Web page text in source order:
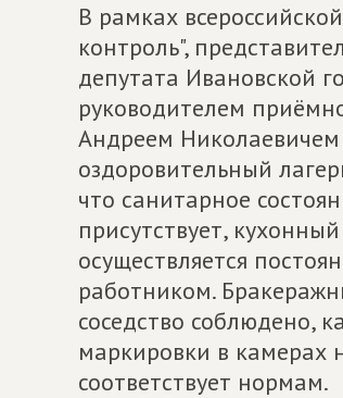
В рамках
контроль",
депутата Ивановской
руководителем
Андреем
оздоровительный
что санитарное
присутствует,
осуществляется
работником.
соседство соблюдено,
маркировки в камерах
соответствует нормам.